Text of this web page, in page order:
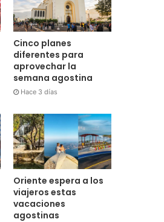
Cinco planes
diferentes para
aprovechar la
semana agostina
Hace 3 días
Oriente espera a los
viajeros estas
vacaciones
agostinas